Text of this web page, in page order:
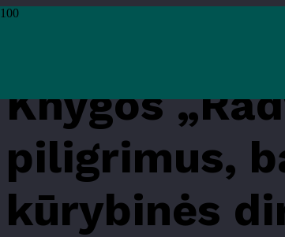
Pradžia
Knygos
piligrimus,
kūrybinės